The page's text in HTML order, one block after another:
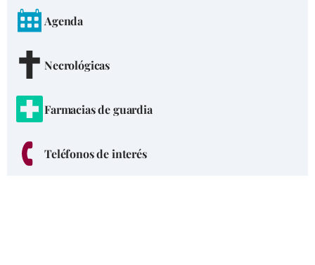
Agenda
Necrológicas
Farmacias de guardia
Teléfonos de interés